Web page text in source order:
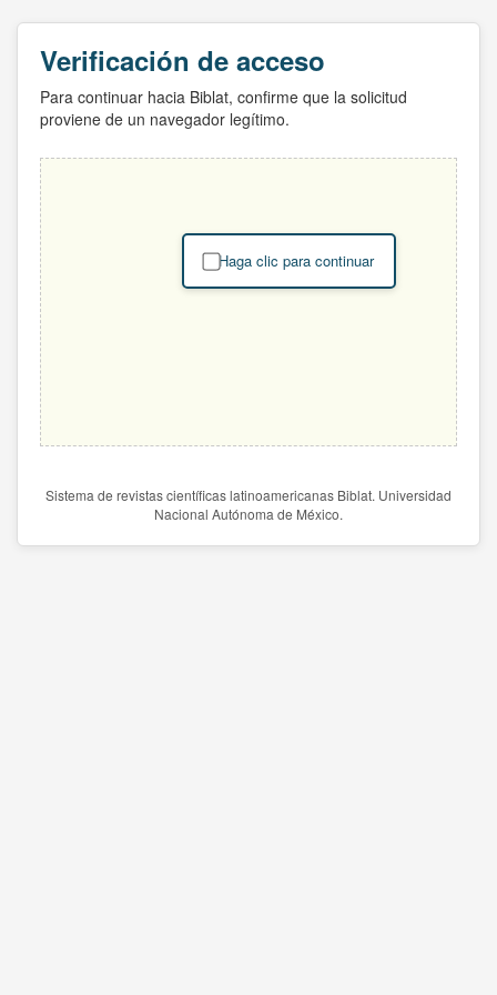
Verificación de acceso
Para continuar hacia Biblat, confirme que la solicitud
proviene de un navegador legítimo.
Haga clic para continuar
Sistema de revistas científicas latinoamericanas Biblat. Universidad
Nacional Autónoma de México.